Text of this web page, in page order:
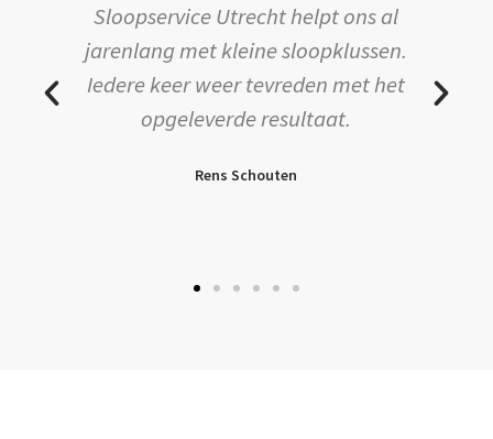
Sloopservice Utrecht helpt ons al
jarenlang met kleine sloopklussen.
Iedere keer weer tevreden met het
opgeleverde resultaat.
Rens Schouten